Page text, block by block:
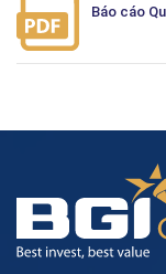
Báo cáo